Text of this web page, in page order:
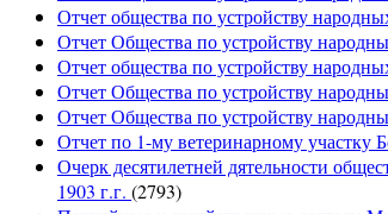
Отчет общества по устройству
Отчет Общества по устройству
Отчет общества по устройству
Отчет Общества по устройству
Отчет Общества по устройству
Отчет по 1-му ветеринарному участку
Очерк десятилетней дятельности
1903 г.г. (2793)